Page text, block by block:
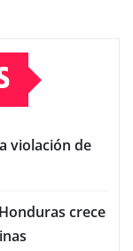
violación de
crece